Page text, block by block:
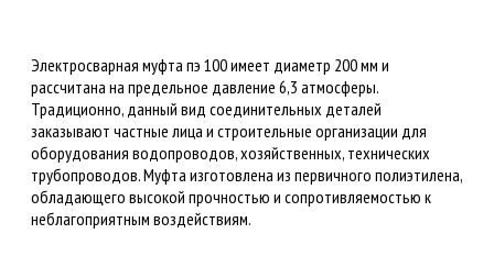
Электросварная муфта пэ 100 имеет диаметр 200 мм и
рассчитана на предельное давление 6,3 атмосферы.
Традиционно, данный вид соединительных деталей
заказывают частные лица и строительные организации для
оборудования водопроводов, хозяйственных, технических
трубопроводов. Муфта изготовлена из первичного полиэтилена,
обладающего высокой прочностью и сопротивляемостью к
неблагоприятным воздействиям.